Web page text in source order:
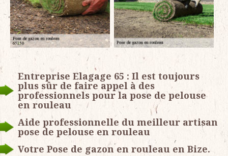
Entreprise Elagage 65 : Il est toujours
plus sûr de faire appel à des
professionnels pour la pose de pelouse
en rouleau
Aide professionnelle du meilleur artisan
pose de pelouse en rouleau
Votre Pose de gazon en rouleau en Bize.